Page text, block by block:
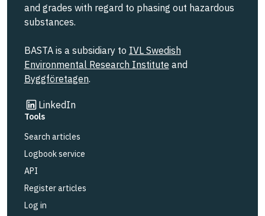
and grades with regard to phasing out hazardous
substances.
BASTA is a subsidiary to IVL Swedish
Environmental Research Institute and
Byggföretagen.
LinkedIn
Link to other website
Tools
Search articles
Logbook service
API
Register articles
Log in